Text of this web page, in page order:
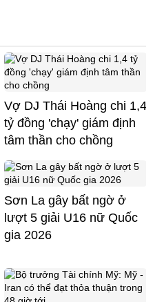
Vợ DJ Thái Hoàng chi 1,4
tỷ đồng 'chạy' giám định
tâm thần cho chồng
Sơn La gây bất ngờ ở
lượt 5 giải U16 nữ Quốc
gia 2026